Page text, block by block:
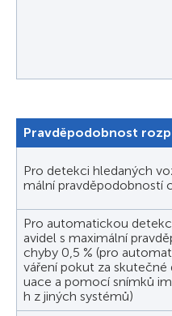
Pravděpodobnost
Pro detekci hledaných
mální pravděpodobností
Pro automatickou
avidel s maximální
chyby 0,5 % (pro
váření pokut za skutečné
uace a pomocí snímků
h z jiných systémů)